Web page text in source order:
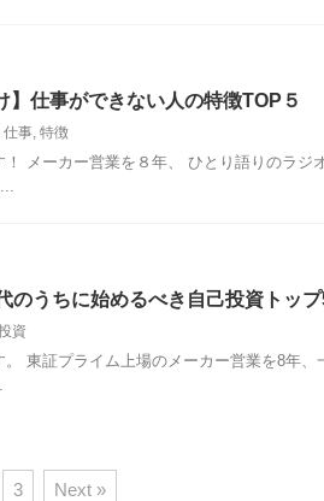
】仕事ができない人の特徴TOP５
仕事 特徴
メーカー営業を８年、 ひとり語りのラジ
のうちに始めるべき自己投資トッ
資
。 東証プライム上場のメーカー営業を8年、
3 Next »